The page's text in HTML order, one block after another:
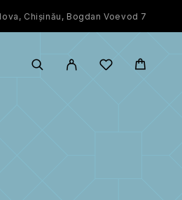
Chișinău, Bogdan Voevod 7